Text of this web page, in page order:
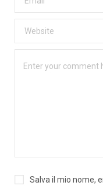
Salva il mio nome,